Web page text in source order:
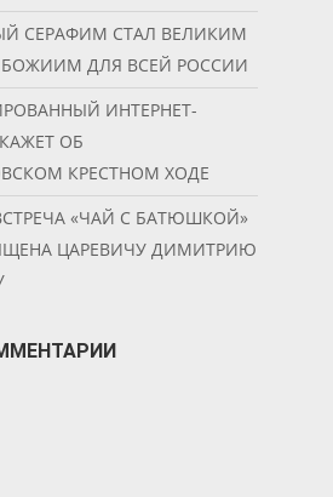
СЕРАФИМ СТАЛ ВЕЛИКИМ
ДЛЯ ВСЕЙ РОССИИ
ИНТЕРНЕТ-
ОБ
КРЕСТНОМ ХОДЕ
«ЧАЙ С БАТЮШКОЙ»
ЦАРЕВИЧУ ДИМИТРИЮ